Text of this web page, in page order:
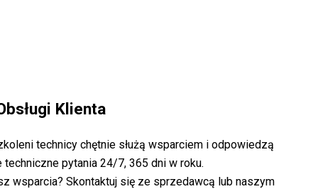
Klienta
technicy chętnie służą wsparciem i odpowiedzą
pytania 24/7, 365 dni w roku.
wsparcia? Skontaktuj się ze sprzedawcą lub naszym